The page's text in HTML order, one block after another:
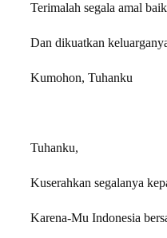
Terimalah segala amal
Dan dikuatkan
Kumohon, Tuhanku
Tuhanku,
Kuserahkan segalanya
Karena-Mu Indonesia